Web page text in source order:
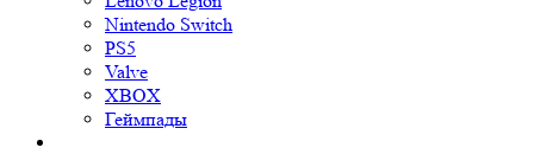
Nintendo Switch
PS5
Valve
XBOX
Геймпады